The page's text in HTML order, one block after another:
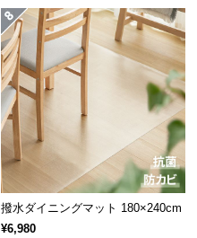
撥水ダイニングマット 180×240cm
¥6,980